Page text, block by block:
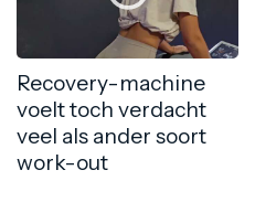
Recovery-machine
voelt toch verdacht
veel als ander soort
work-out